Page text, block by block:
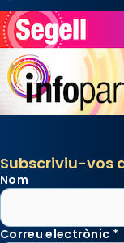
Subscriviu-vos
Nom
Correu electrònic *